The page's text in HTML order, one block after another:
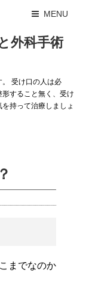
MENU
外科手術
受け口の人は必
すること無く、受け
持って治療しましょ
までなのか